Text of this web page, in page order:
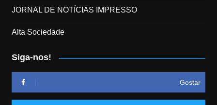
JORNAL DE NOTÍCIAS IMPRESSO
Alta Sociedade
Siga-nos!
Gostar